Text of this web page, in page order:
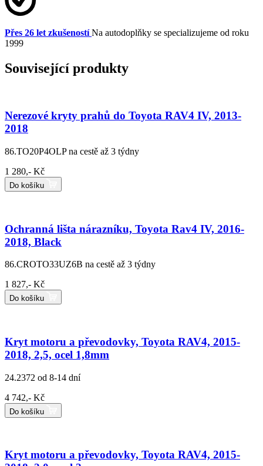
Přes 26 let zkušeností Na autodoplňky se specializujeme od roku
1999
Související produkty
Nerezové kryty prahů do Toyota RAV4 IV, 2013-
2018
86.TO20P4OLP na cestě až 3 týdny
1 280,- Kč
Do košíku
Ochranná lišta nárazníku, Toyota Rav4 IV, 2016-
2018, Black
86.CROTO33UZ6B na cestě až 3 týdny
1 827,- Kč
Do košíku
Kryt motoru a převodovky, Toyota RAV4, 2015-
2018, 2,5, ocel 1,8mm
24.2372 od 8-14 dní
4 742,- Kč
Do košíku
Kryt motoru a převodovky, Toyota RAV4, 2015-